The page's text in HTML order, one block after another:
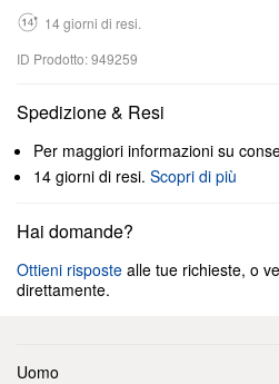
14 giorni di resi.
ID Prodotto: 949259
Spedizione & Resi
Per maggiori informazioni su
14 giorni di resi. Scopri di più
Hai domande?
Ottieni risposte alle tue richieste, o
direttamente.
Uomo